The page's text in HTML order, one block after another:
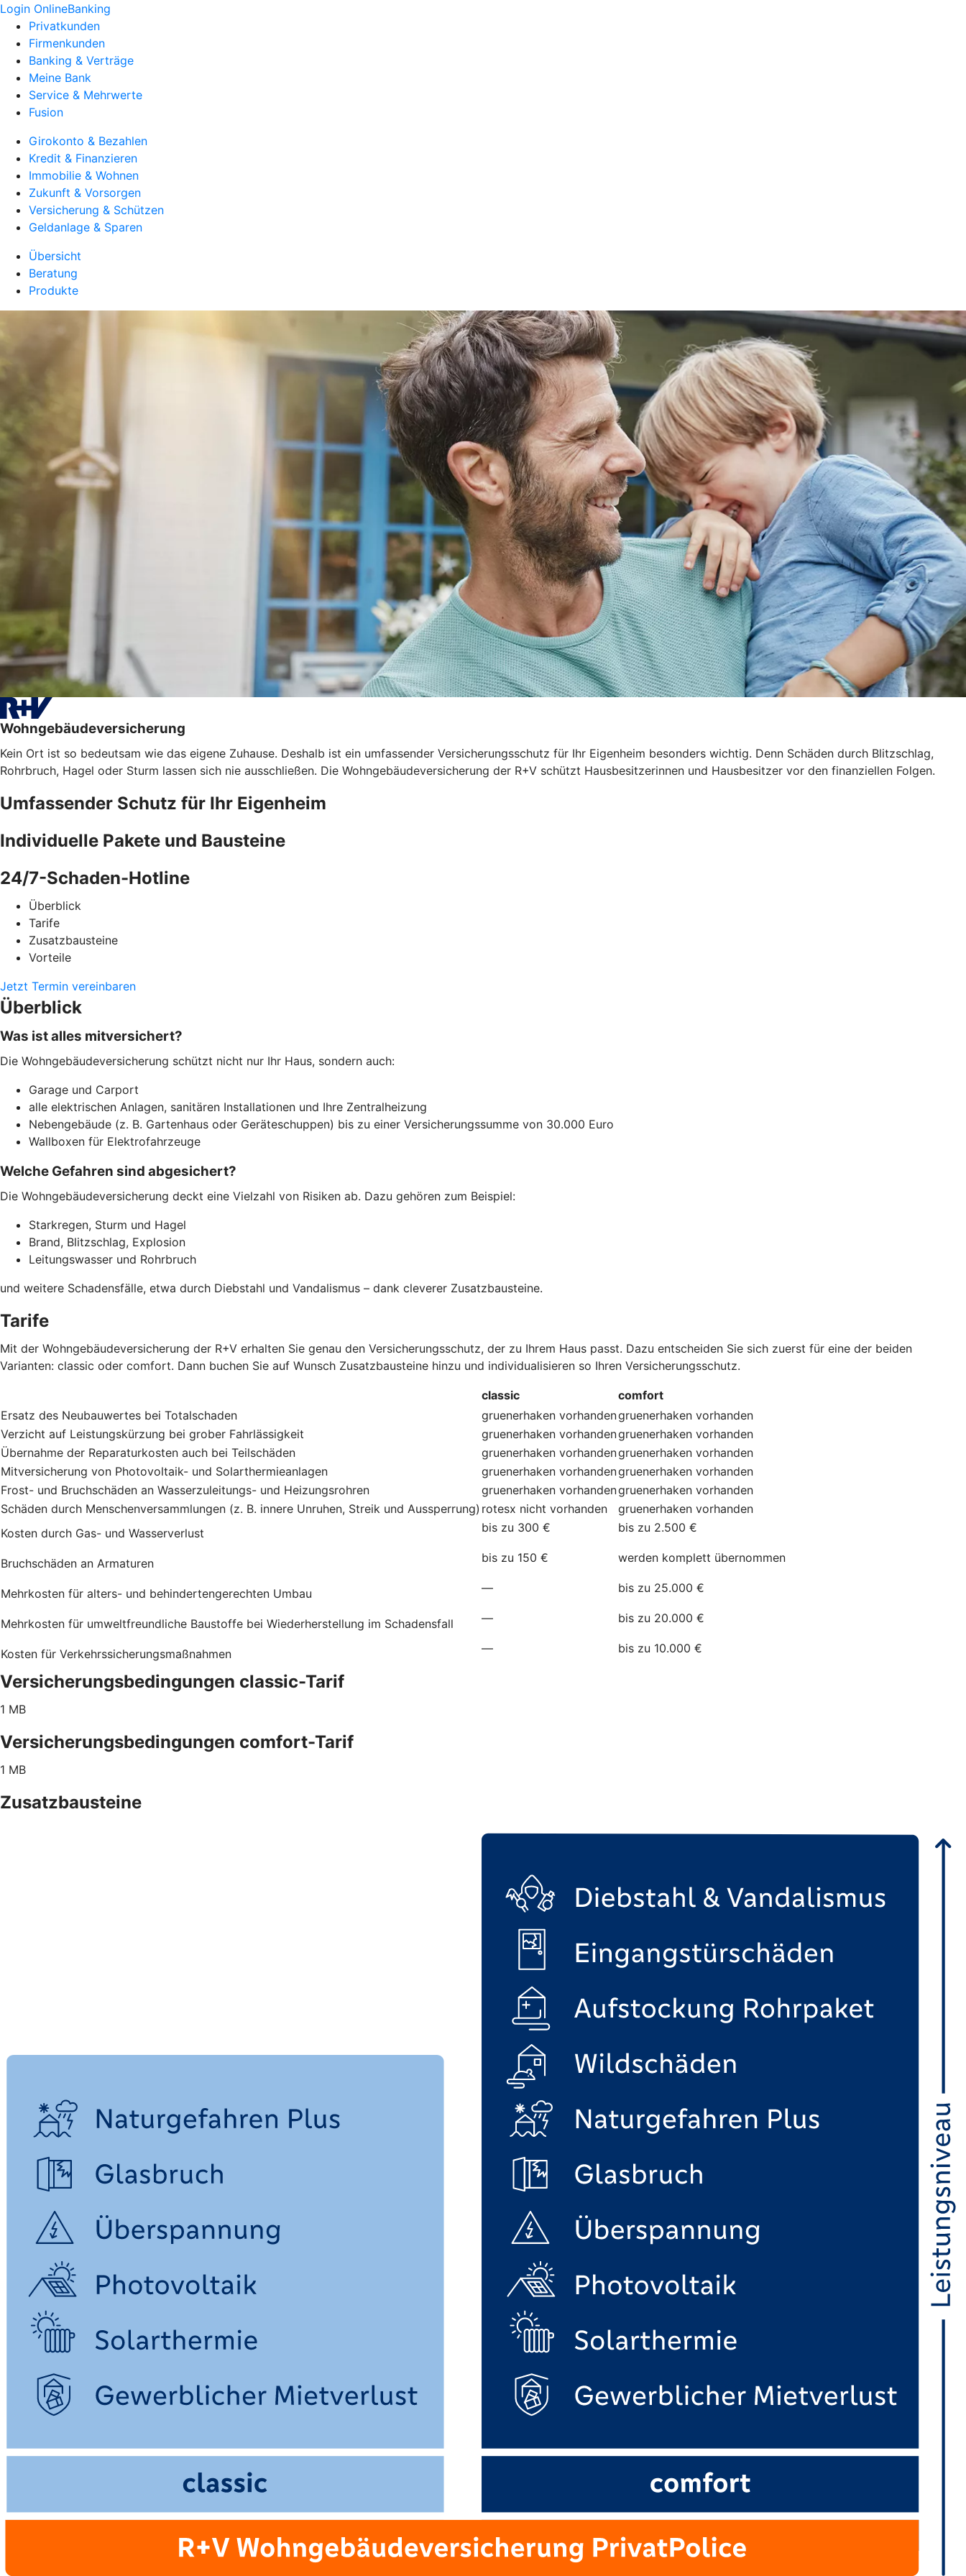
Login OnlineBanking
Privatkunden
Firmenkunden
Banking & Verträge
Meine Bank
Service & Mehrwerte
Fusion
Girokonto & Bezahlen
Kredit & Finanzieren
Immobilie & Wohnen
Zukunft & Vorsorgen
Versicherung & Schützen
Geldanlage & Sparen
Übersicht
Beratung
Produkte
Wohngebäudeversicherung
Kein Ort ist so bedeutsam wie das eigene Zuhause. Deshalb ist ein umfassender Versicherungsschutz für Ihr Eigenheim besonders wichtig. Denn Schäden durch Blitzschlag,
Rohrbruch, Hagel oder Sturm lassen sich nie ausschließen. Die Wohngebäudeversicherung der R+V schützt Hausbesitzerinnen und Hausbesitzer vor den finanziellen Folgen.
Umfassender Schutz für Ihr Eigenheim
Individuelle Pakete und Bausteine
24/7-Schaden-Hotline
Überblick
Tarife
Zusatzbausteine
Vorteile
Jetzt Termin vereinbaren
Überblick
Was ist alles mitversichert?
Die Wohngebäudeversicherung schützt nicht nur Ihr Haus, sondern auch:
Garage und Carport
alle elektrischen Anlagen, sanitären Installationen und Ihre Zentralheizung
Nebengebäude (z. B. Gartenhaus oder Geräteschuppen) bis zu einer Versicherungssumme von 30.000 Euro
Wallboxen für Elektrofahrzeuge
Welche Gefahren sind abgesichert?
Die Wohngebäudeversicherung deckt eine Vielzahl von Risiken ab. Dazu gehören zum Beispiel:
Starkregen, Sturm und Hagel
Brand, Blitzschlag, Explosion
Leitungswasser und Rohrbruch
und weitere Schadensfälle, etwa durch Diebstahl und Vandalismus – dank cleverer Zusatzbausteine.
Tarife
Mit der Wohngebäudeversicherung der R+V erhalten Sie genau den Versicherungsschutz, der zu Ihrem Haus passt. Dazu entscheiden Sie sich zuerst für eine der beiden
Varianten: classic oder comfort. Dann buchen Sie auf Wunsch Zusatzbausteine hinzu und individualisieren so Ihren Versicherungsschutz.
classic
comfort
Ersatz des Neubauwertes bei Totalschaden
gruenerhaken vorhandengruenerhaken vorhanden
Verzicht auf Leistungskürzung bei grober Fahrlässigkeit
gruenerhaken vorhandengruenerhaken vorhanden
Übernahme der Reparaturkosten auch bei Teilschäden
gruenerhaken vorhandengruenerhaken vorhanden
Mitversicherung von Photovoltaik- und Solarthermieanlagen
gruenerhaken vorhandengruenerhaken vorhanden
Frost- und Bruchschäden an Wasserzuleitungs- und Heizungsrohren
gruenerhaken vorhandengruenerhaken vorhanden
Schäden durch Menschenversammlungen (z. B. innere Unruhen, Streik und Aussperrung) rotesx nicht vorhanden gruenerhaken vorhanden
Kosten durch Gas- und Wasserverlust
bis zu 300 € bis zu 2.500 €
Bruchschäden an Armaturen bis zu 150 € werden komplett übernommen
Mehrkosten für alters- und behindertengerechten Umbau — bis zu 25.000 €
Mehrkosten für umweltfreundliche Baustoffe bei Wiederherstellung im Schadensfall — bis zu 20.000 €
Kosten für Verkehrssicherungsmaßnahmen — bis zu 10.000 €
Versicherungsbedingungen classic-Tarif
1 MB
Versicherungsbedingungen comfort-Tarif
1 MB
Zusatzbausteine